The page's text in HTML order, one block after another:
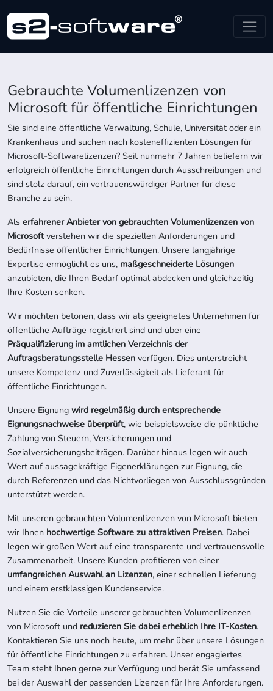
Gebrauchte Volumenlizenzen von
Microsoft für öffentliche Einrichtungen
Sie sind eine öffentliche Verwaltung, Schule, Universität oder ein
Krankenhaus und suchen nach kosteneffizienten Lösungen für
Microsoft-Softwarelizenzen? Seit nunmehr 7 Jahren beliefern wir
erfolgreich öffentliche Einrichtungen durch Ausschreibungen und
sind stolz darauf, ein vertrauenswürdiger Partner für diese
Branche zu sein.
Als erfahrener Anbieter von gebrauchten Volumenlizenzen von
Microsoftverstehen wir die speziellen Anforderungen und
Bedürfnisse öffentlicher Einrichtungen. Unsere langjährige
Expertise ermöglicht es uns, maßgeschneiderte Lösungen
anzubieten, die Ihren Bedarf optimal abdecken und gleichzeitig
Ihre Kosten senken.
Wir möchten betonen, dass wir als geeignetes Unternehmen für
öffentliche Aufträge registriert sind und über eine
Präqualifizierung im amtlichen Verzeichnis der
Auftragsberatungsstelle Hessen verfügen. Dies unterstreicht
unsere Kompetenz und Zuverlässigkeit als Lieferant für
öffentliche Einrichtungen.
Unsere Eignung wird regelmäßig durch entsprechende
Eignungsnachweise überprüft, wie beispielsweise die pünktliche
Zahlung von Steuern, Versicherungen und
Sozialversicherungsbeiträgen. Darüber hinaus legen wir auch
Wert auf aussagekräftige Eigenerklärungen zur Eignung, die
durch Referenzen und das Nichtvorliegen von Ausschlussgründen
unterstützt werden.
Mit unseren gebrauchten Volumenlizenzen von Microsoft bieten
wir Ihnen hochwertige Software zu attraktiven Preisen. Dabei
legen wir großen Wert auf eine transparente und vertrauensvolle
Zusammenarbeit. Unsere Kunden profitieren von einer
umfangreichen Auswahl an Lizenzen, einer schnellen Lieferung
und einem erstklassigen Kundenservice.
Nutzen Sie die Vorteile unserer gebrauchten Volumenlizenzen
von Microsoft und reduzieren Sie dabei erheblich Ihre IT-Kosten.
Kontaktieren Sie uns noch heute, um mehr über unsere Lösungen
für öffentliche Einrichtungen zu erfahren. Unser engagiertes
Team steht Ihnen gerne zur Verfügung und berät Sie umfassend
bei der Auswahl der passenden Lizenzen für Ihre Anforderungen.